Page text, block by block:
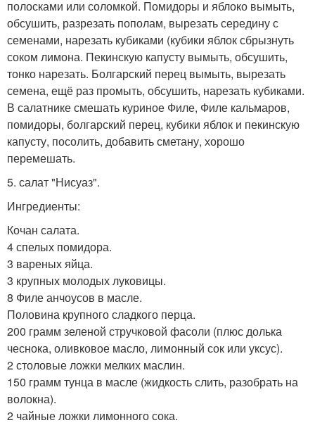
полосками или соломкой. Помидоры и яблоко вымыть,
обсушить, разрезать пополам, вырезать середину с
семенами, нарезать кубиками (кубики яблок сбрызнуть
соком лимона. Пекинскую капусту вымыть, обсушить,
тонко нарезать. Болгарский перец вымыть, вырезать
семена, ещё раз промыть, обсушить, нарезать кубиками.
В салатнике смешать куриное Филе, Филе кальмаров,
помидоры, болгарский перец, кубики яблок и пекинскую
капусту, посолить, добавить сметану, хорошо
перемешать.
5. салат "Нисуаз".
Ингредиенты:
Кочан салата.
4 спелых помидора.
3 вареных яйца.
3 крупных молодых луковицы.
8 Филе анчоусов в масле.
Половина крупного сладкого перца.
200 грамм зеленой стручковой фасоли (плюс долька
чеснока, оливковое масло, лимонный сок или уксус).
2 столовые ложки мелких маслин.
150 грамм тунца в масле (жидкость слить, разобрать на
волокна).
2 чайные ложки лимонного сока.